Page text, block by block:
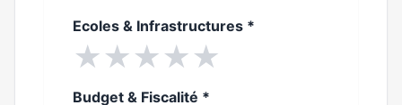
Ecoles & Infrastructures *
★★★★★
Budget & Fiscalité *